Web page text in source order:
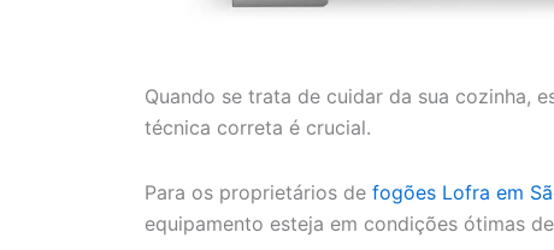
Quando se trata de cuidar da sua cozinha,
técnica correta é crucial.
Para os proprietários de fogões Lofra em
equipamento esteja em condições ótimas